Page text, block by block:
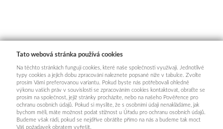
Tato webová stránka používá cookies
Na těchto stránkách fungují cookies, které naše společnosti využívají. Jednotlivé
typy cookies a jejich dobu zpracování naleznete popsané níže v tabulce. Zvolte
prosím Vámi preferovanou variantu. Pokud byste nás potřebovali ohledně
výkonu vašich práv v souvislosti se zpracováním cookies kontaktovat, obraťte se
prosím na společnost, jejíž stránky procházíte, nebo na našeho Pověřence pro
ochranu osobních údajů. Pokud si myslíte, že s osobními údaji nenakládáme, jak
bychom měli, máte možnost podat stížnost u Úřadu pro ochranu osobních údajů.
Budeme však rádi, pokud se nejdříve obrátíte přímo na nás a budeme tak moct
Váš požadavek obratem vyřešit.